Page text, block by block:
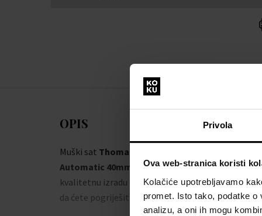
Privola
Ova web-stranica koristi
Kolačiće upotrebljavamo
promet. Isto tako, podatke
analizu, a oni ih mogu
OPIS
Muški sat Thomas Earnshaw ES-8111-02 Mens
Automatic 40mm 5ATMdodat će vam eleganciju i
kvalitetnu izradu iz radionice brendaThomas
da ćete pogriješiti.